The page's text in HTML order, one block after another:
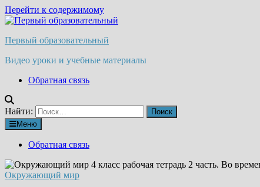
Перейти к содержимому
Первый образовательный
Видео уроки и учебные материалы
Обратная связь
Найти:
Меню
Обратная связь
Окружающий мир